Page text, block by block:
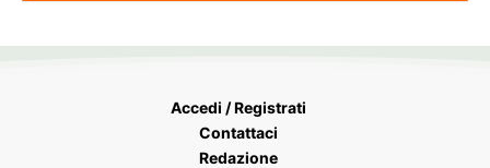
Accedi / Registrati
Contattaci
Redazione